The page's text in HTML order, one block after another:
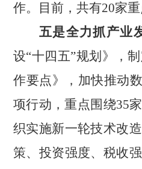
作。目前，共有20家重
五是全力抓产业
设“十四五”规划》，
作要点》，加快推动
项行动，重点围绕35
织实施新一轮技术改
策、投资强度、税收